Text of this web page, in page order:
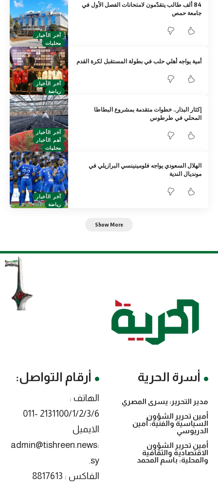
آخر الأخبار
محليات
84 ألف طالب يتقدّمون لامتحانات الفصل الأول في
جامعة حمص
آخر الأخبار
رياضة
أمية يواجه أهلي حلب في بطولة المستقبل لكرة القدم
آخر الأخبار
أهم الأخبار
محليات
إكثار البذار.. خطوات متقدمة بمشروع البطاطا
المحلي في طرطوس
آخر الأخبار
رياضة
الهلال السعودي يواجه فلومينينسي البرازيلي في
مونديال الندية
Show More
أسرة الحرية
مدير التحرير: يسرى المصري
أمين تحرير الشؤون
السياسية والفنية: أمين
الدريوسي
أمين تحرير الشؤون
الاقتصادية والثقافية
والمحلية: باسم المحمد
أرقام التواصل:
الهاتف :
2131100/1/2/3/6 -011
الايميل
:admin@tishreen.news
.sy
الفاكس : 8817613